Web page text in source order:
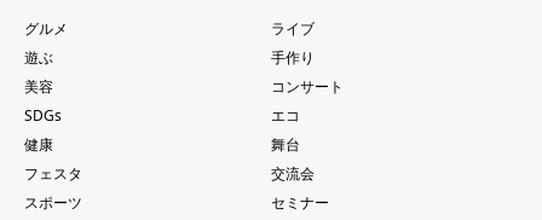
グルメ
ライブ
遊ぶ
手作り
美容
コンサート
SDGs
エコ
健康
舞台
フェスタ
交流会
スポーツ
セミナー